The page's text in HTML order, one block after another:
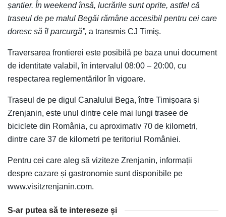
șantier. În weekend însă, lucrările sunt oprite, astfel că
traseul de pe malul Begăi rămâne accesibil pentru cei care
doresc să îl parcurgă”, a transmis CJ Timiş.
Traversarea frontierei este posibilă pe baza unui document
de identitate valabil, în intervalul 08:00 – 20:00, cu
respectarea reglementărilor în vigoare.
Traseul de pe digul Canalului Bega, între Timișoara și
Zrenjanin, este unul dintre cele mai lungi trasee de
biciclete din România, cu aproximativ 70 de kilometri,
dintre care 37 de kilometri pe teritoriul României.
Pentru cei care aleg să viziteze Zrenjanin, informații
despre cazare și gastronomie sunt disponibile pe
www.visitzrenjanin.com.
S-ar putea să te intereseze și